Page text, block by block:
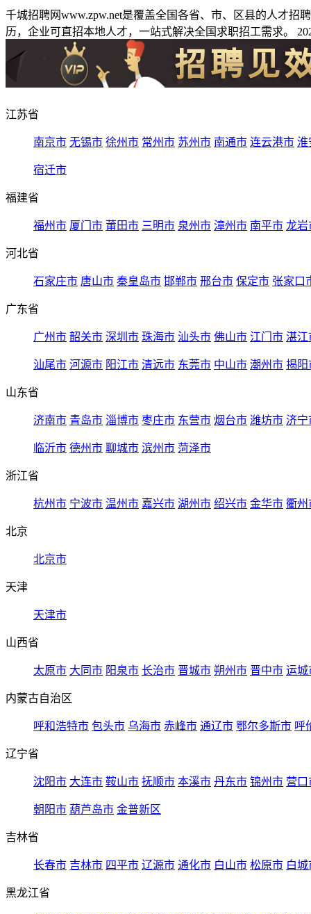
千城招聘网www.zpw.net是覆盖全国各省、市、区县的人才
历，企业可直招本地人才，一站式解决全国求职招工需求。
江苏省
南京市 无锡市 徐州市 常州市 苏州市 南通市 连云港市 淮
宿迁市
福建省
福州市 厦门市 莆田市 三明市 泉州市 漳州市 南平市 龙岩
河北省
石家庄市 唐山市 秦皇岛市 邯郸市 邢台市 保定市 张家口
广东省
广州市 韶关市 深圳市 珠海市 汕头市 佛山市 江门市 湛江
汕尾市 河源市 阳江市 清远市 东莞市 中山市 潮州市 揭阳
山东省
济南市 青岛市 淄博市 枣庄市 东营市 烟台市 潍坊市 济宁
临沂市 德州市 聊城市 滨州市 菏泽市
浙江省
杭州市 宁波市 温州市 嘉兴市 湖州市 绍兴市 金华市 衢州
北京
北京市
天津
天津市
山西省
太原市 大同市 阳泉市 长治市 晋城市 朔州市 晋中市 运城
内蒙古自治区
呼和浩特市 包头市 乌海市 赤峰市 通辽市 鄂尔多斯市 呼
辽宁省
沈阳市 大连市 鞍山市 抚顺市 本溪市 丹东市 锦州市 营口
朝阳市 葫芦岛市 金普新区
吉林省
长春市 吉林市 四平市 辽源市 通化市 白山市 松原市 白城
黑龙江省